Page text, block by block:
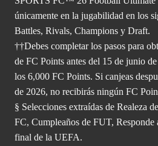
únicamente en la jugabilidad en los
Battles, Rivals, Champions y Draft.
††Debes completar los pasos para
de FC Points antes del 15 de junio
los 6,000 FC Points. Si canjeas
de 2026, no recibirás ningún FC
§ Selecciones extraídas de Realeza
FC, Cumpleaños de FUT,
final de la UEFA.